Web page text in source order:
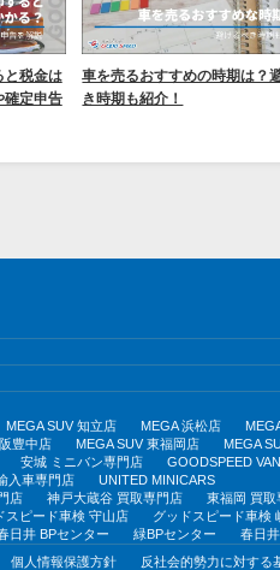
と税金は
確定申告
車を売るおすすめの時期は？
き時期も紹介！
MEGA SUV 知立店 MEGA 浜松店
豊中店 MEGA SUV 東福岡店 MEGA
安城 ミニバン専門店 GOODSPEED
入車専門店
UNITED MINICARS
店 神戸大蔵谷 買取専門店
東福岡 買取
スピード車検 守山店 グッドスピード車検
日井 BPセンター 緑BPセンター
春日
個人情報保護方針 反社会的勢力に対する